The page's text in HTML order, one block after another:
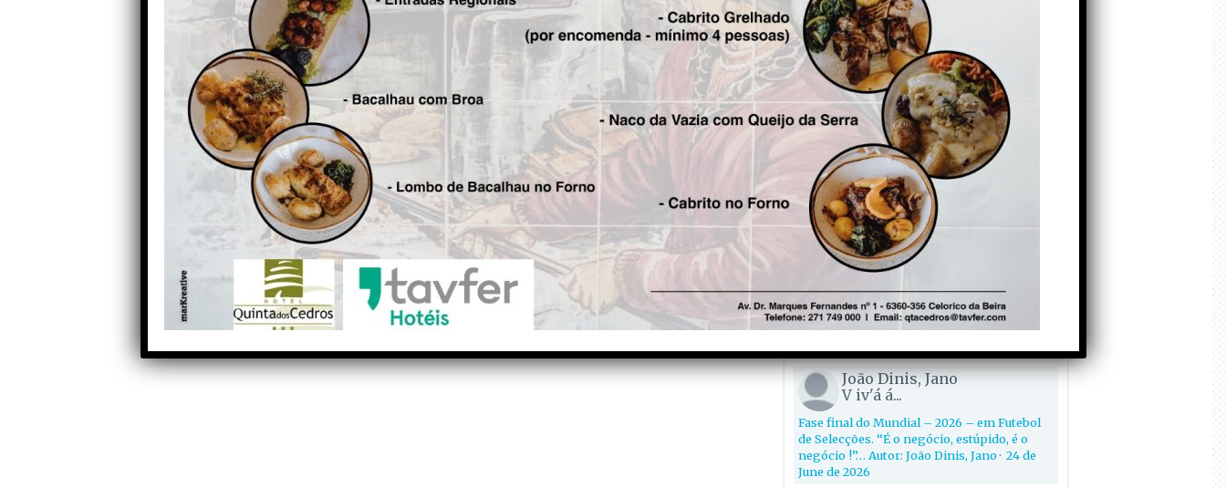
Fase Final do Mundial 2026: e
agora, qual é a próxima
inquietação? Autor: João Dinis
8 de Julho de 2026
Educação Inclusiva: quais as
alterações já anunciadas? Autor:
Renato Nunes
7 de Julho de 2026
Comentários
João Dinis, Jano
Ora bolas e rebolas! Afinal, qual será o
“negócio” com Ronaldo ?… Autor: João
João Dinis, Jano
V iv'á á...
Fase final do Mundial – 2026 – em Futebol
de Selecções. “É o negócio, estúpido, é o
negócio !”… Autor: João Dinis, Jano· 24 de
June de 2026